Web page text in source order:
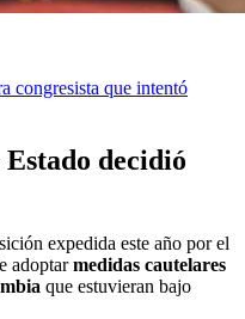
congresista que intentó
decidió
expedida este año por el
adoptarmedidas cautelares
que estuvieran bajo